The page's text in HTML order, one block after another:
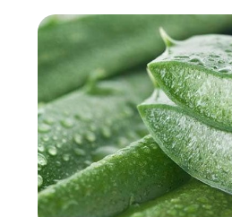
ET
UNE
LICENCE
DE
MICROBLADING
?